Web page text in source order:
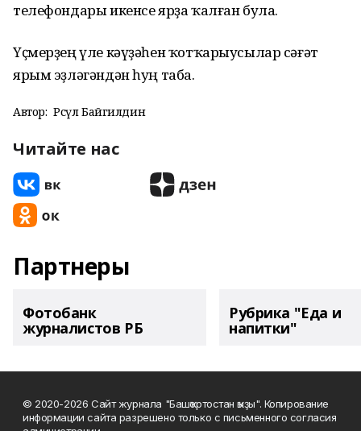
телефондары икенсе ярҙа ҡалған була.
Үҫмерҙең үле кәүҙәһен ҡотҡарыусылар сәғәт
ярым эҙләгәндән һуң таба.
Автор: Рәсүл Байгилдин
Читайте нас
Партнеры
Фотобанк
журналистов РБ
Рубрика "Еда и
напитки"
© 2020-2026 Сайт журнала "Башҡортостан ҡыҙы". Копирование
информации сайта разрешено только с письменного согласия